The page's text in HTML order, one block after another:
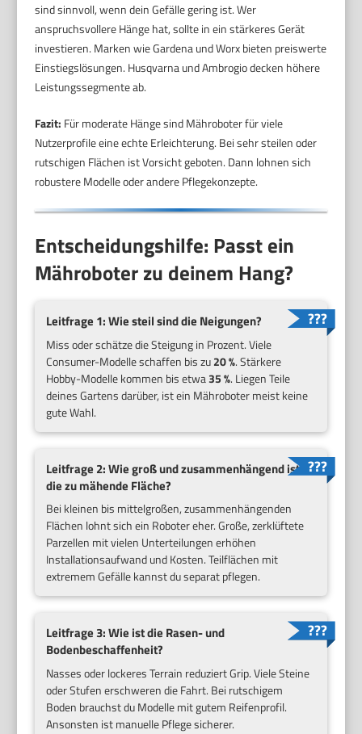
sind sinnvoll, wenn dein Gefälle gering ist. Wer
anspruchsvollere Hänge hat, sollte in ein stärkeres Gerät
investieren. Marken wie Gardena und Worx bieten preiswerte
Einstiegslösungen. Husqvarna und Ambrogio decken höhere
Leistungssegmente ab.
Fazit: Für moderate Hänge sind Mähroboter für viele
Nutzerprofile eine echte Erleichterung. Bei sehr steilen oder
rutschigen Flächen ist Vorsicht geboten. Dann lohnen sich
robustere Modelle oder andere Pflegekonzepte.
Entscheidungshilfe: Passt ein
Mähroboter zu deinem Hang?
Leitfrage 1: Wie steil sind die Neigungen?
Miss oder schätze die Steigung in Prozent. Viele
Consumer-Modelle schaffen bis zu20 %. Stärkere
Hobby-Modelle kommen bis etwa35 %. Liegen Teile
deines Gartens darüber, ist ein Mähroboter meist keine
gute Wahl.
Leitfrage 2: Wie groß und zusammenhängend ist
die zu mähende Fläche?
Bei kleinen bis mittelgroßen, zusammenhängenden
Flächen lohnt sich ein Roboter eher. Große, zerklüftete
Parzellen mit vielen Unterteilungen erhöhen
Installationsaufwand und Kosten. Teilflächen mit
extremem Gefälle kannst du separat pflegen.
Leitfrage 3: Wie ist die Rasen- und
Bodenbeschaffenheit?
Nasses oder lockeres Terrain reduziert Grip. Viele Steine
oder Stufen erschweren die Fahrt. Bei rutschigem
Boden brauchst du Modelle mit gutem Reifenprofil.
Ansonsten ist manuelle Pflege sicherer.